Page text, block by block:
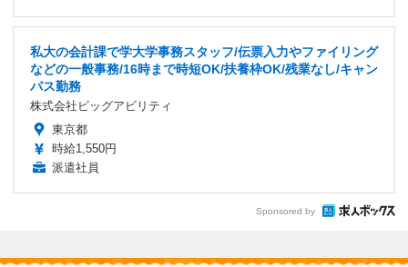
私大の会計課で学大学事務スタッフ/伝票入力やファイリング
などの一般事務/16時まで時短OK/扶養枠OK/残業なし/キャン
パス勤務
株式会社ビッグアビリティ
東京都
時給1,550円
派遣社員
Sponsored by